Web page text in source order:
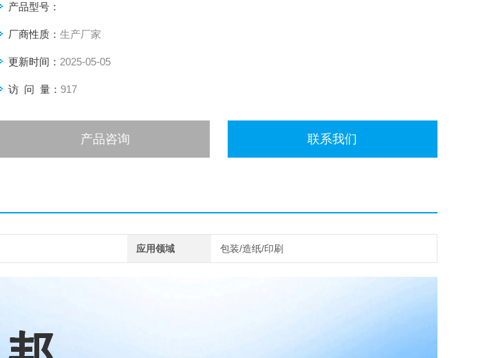
产品型号：
厂商性质： 生产厂家
更新时间： 2025-05-05
访 问 量： 917
产品咨询 联系我们
应用领域 包装/造纸/印刷